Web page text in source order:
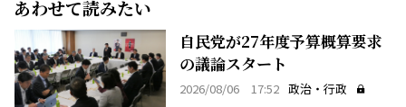
あわせて読みたい
自民党が27年度予算概算要求
の議論スタート
2026/08/06 17:52 政治・行政